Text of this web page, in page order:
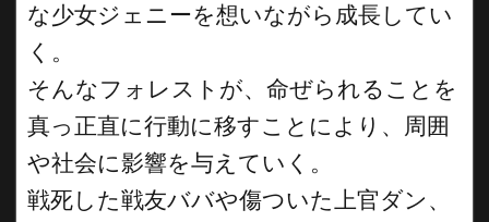
な少女ジェニーを想いながら成長してい
く。
そんなフォレストが、命ぜられることを
真っ正直に行動に移すことにより、周囲
や社会に影響を与えていく。
戦死した戦友ババや傷ついた上官ダン、